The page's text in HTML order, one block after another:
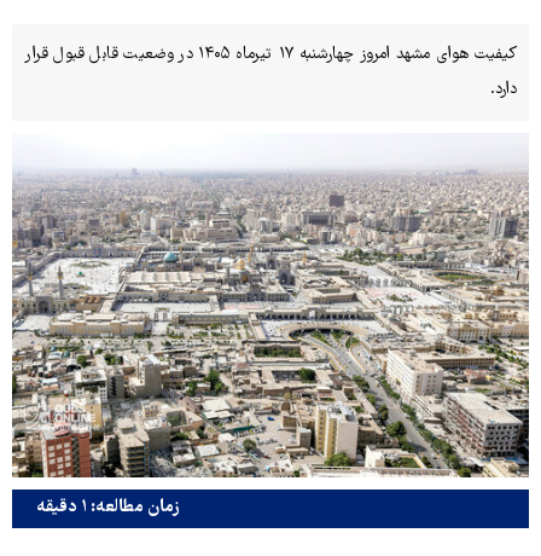
کیفیت هوای مشهد امروز چهارشنبه ۱۷ تیرماه ۱۴۰۵ در وضعیت قابل قبول قرار
دارد.
زمان مطالعه: ۱ دقیقه